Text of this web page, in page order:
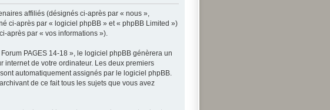
affiliés (désignés ci-après par « nous »,
ci-après par « logiciel phpBB » et « phpBB Limited »)
après par « vos informations »).
PAGES 14-18 », le logiciel phpBB génèrera un
internet de votre ordinateur. Les deux premiers
automatiquement assignés par le logiciel phpBB.
de ce fait tous les sujets que vous avez